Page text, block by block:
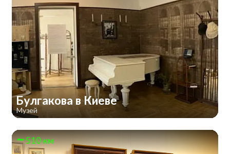
Булгакова в Киеве
Музей
510 км